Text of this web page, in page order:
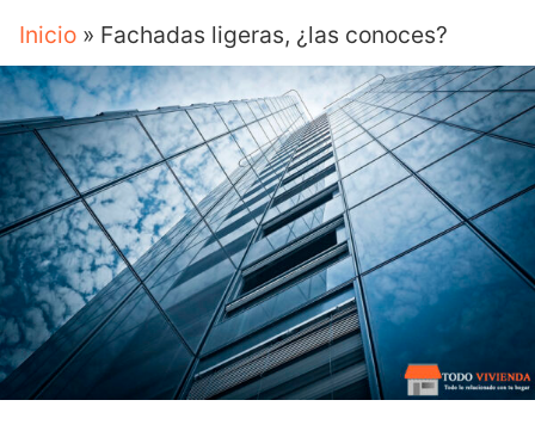
Inicio » Fachadas ligeras, ¿las conoces?